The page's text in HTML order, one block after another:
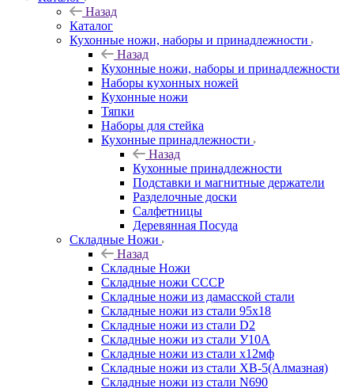
Назад
Каталог
Кухонные ножи, наборы и принадлежности
Назад
Кухонные ножи, наборы и принадлежности
Наборы кухонных ножей
Кухонные ножи
Тяпки
Наборы для стейка
Кухонные принадлежности
Назад
Кухонные принадлежности
Подставки и магнитные держатели
Разделочные доски
Салфетницы
Деревянная Посуда
Складные Ножи
Назад
Складные Ножи
Cкладные ножи СССР
Складные ножи из дамасской стали
Складные ножи из стали 95х18
Складные ножи из стали D2
Складные ножи из стали У10А
Складные ножи из стали х12мф
Складные ножи из стали ХВ-5(Алмазная)
Складные ножи из стали N690